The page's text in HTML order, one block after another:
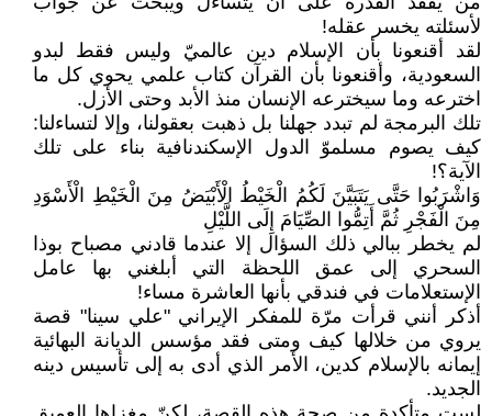
لأسئلته يخسر عقله!
لقد أقنعونا بأن الإسلام دين عالميّ وليس فقط لبدو
السعودية، وأقنعونا بأن القرآن كتاب علمي يحوي كل ما
اخترعه وما سيخترعه الإنسان منذ الأبد وحتى الأزل.
تلك البرمجة لم تبدد جهلنا بل ذهبت بعقولنا، وإلا لتساءلنا:
كيف يصوم مسلموّ الدول الإسكندنافية بناء على تلك
الآية؟!
وَاشْرَبُوا حَتَّى يَتَبَيَّنَ لَكُمُ الْخَيْطُ الْأَبْيَضُ مِنَ الْخَيْطِ الْأَسْوَدِ
مِنَ الْفَجْرِ ثُمَّ أَتِمُّوا الصِّيَامَ إِلَى اللَّيْلِ
لم يخطر ببالي ذلك السؤال إلا عندما قادني مصباح بوذا
السحري إلى عمق اللحظة التي أبلغني بها عامل
الإستعلامات في فندقي بأنها العاشرة مساء!
أذكر أنني قرأت مرّة للمفكر الإيراني "علي سينا" قصة
يروي من خلالها كيف ومتى فقد مؤسس الديانة البهائية
إيمانه بالإسلام كدين، الأمر الذي أدى به إلى تأسيس دينه
الجديد.